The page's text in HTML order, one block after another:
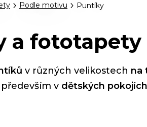
Podle motivu Puntíky
a
v různých velikostech na
v dětských pokojích